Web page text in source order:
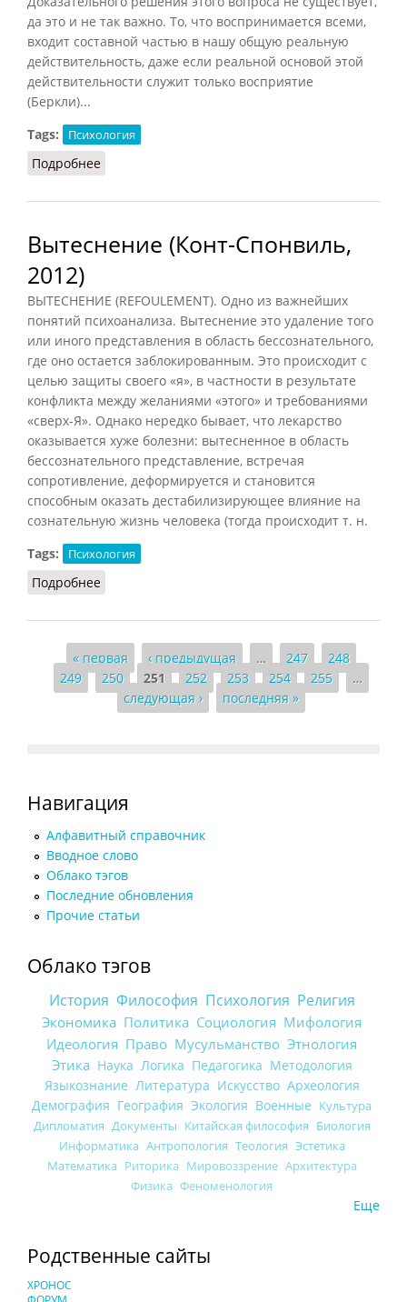
да это и не так важно. То, что воспринимается всеми,
входит составной частью в нашу общую реальную
действительность, даже если реальной основой этой
действительности служит только восприятие
(Беркли)...
Tags:
Психология
Подробнее
Вытеснение (Конт-Спонвиль,
2012)
ВЫТЕСНЕНИЕ (REFOULEMENT). Одно из важнейших
понятий психоанализа. Вытеснение это удаление того
или иного представления в область бессознательного,
где оно остается заблокированным. Это происходит с
целью защиты своего «я», в частности в результате
конфликта между желаниями «этого» и требованиями
«сверх-Я». Однако нередко бывает, что лекарство
оказывается хуже болезни: вытесненное в область
бессознательного представление, встречая
сопротивление, деформируется и становится
способным оказать дестабилизирующее влияние на
сознательную жизнь человека (тогда происходит т. н.
Tags:
Психология
Подробнее
Страницы
« первая ‹ предыдущая … 247
248
249
250 251 252 253 254 255
…
следующая ›
последняя »
Навигация
Алфавитный справочник
Вводное слово
Облако тэгов
Последние обновления
Прочие статьи
Облако тэгов
История Философия Психология Религия
Экономика Политика Социология Мифология
Идеология Право Мусульманство Этнология
Этика Наука Логика Педагогика Методология
Языкознание Литература Искусство Археология
Демография География Экология Военные Культура
Дипломатия Документы Китайская философия Биология
Информатика Антропология Теология Эстетика
Математика Риторика Мировоззрение Архитектура
Физика Феноменология
Еще
Родственные сайты
ХРОНОС